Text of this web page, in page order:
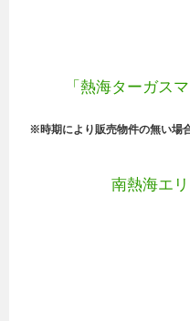
「熱海ターガス
※時期により販売物件の無い場
南熱海エ